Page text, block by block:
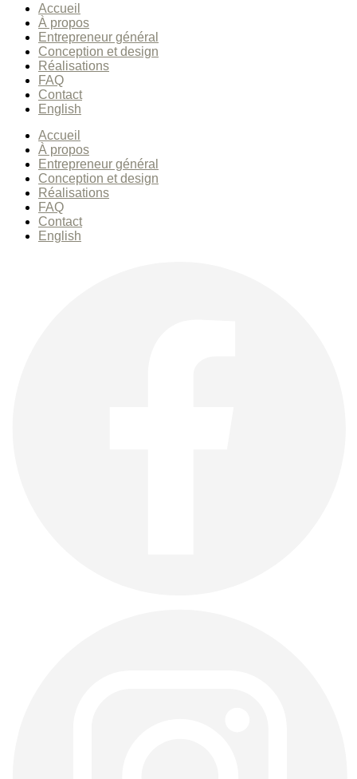
Accueil
À propos
Entrepreneur général
Conception et design
Réalisations
FAQ
Contact
English
Accueil
À propos
Entrepreneur général
Conception et design
Réalisations
FAQ
Contact
English